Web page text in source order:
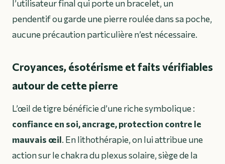
l’utilisateur final qui porte un bracelet, un
pendentif ou garde une pierre roulée dans sa poche,
aucune précaution particulière n’est nécessaire.
Croyances, ésotérisme et faits vérifiables
autour de cette pierre
L’œil de tigre bénéficie d’une riche symbolique :
confiance en soi, ancrage, protection contre le
mauvais œil. En lithothérapie, on lui attribue une
action sur le chakra du plexus solaire, siège de la